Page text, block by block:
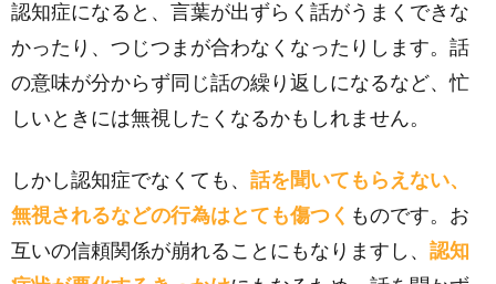
認知症になると、言葉が出ずらく話がうまくできな
かったり、つじつまが合わなくなったりします。話
の意味が分からず同じ話の繰り返しになるなど、忙
しいときには無視したくなるかもしれません。
しかし認知症でなくても、 話を聞いてもらえない、
無視されるなどの行為はとても傷つく ものです。お
互いの信頼関係が崩れることにもなりますし、 認知